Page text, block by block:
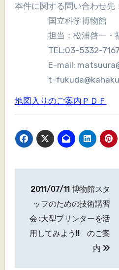
本件に関する問い合わせ先
国立科学博物館
担当：松浦啓一・福
TEL:03-5332-7167
E-mail:
t-
地図入りのご案内ＰＤＦ
ナ
ビ
2011/07/11 博物館スタ
ッフのための技術講習
会 :大型プリンターを活
用してみよう!! のご案
内